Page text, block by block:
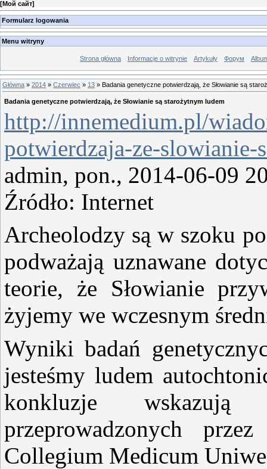
[Мой сайт]
Formularz logowania
Menu witryny
Strona główna Informacje o witrynie Artykuły Форум
Główna » 2014 » Czerwiec » 13 » Badania genetyczne potwierdzają, że Słowianie są
Badania genetyczne potwierdzają, że Słowianie są starożytnym ludem
http://innemedium.pl/
potwierdzaja-ze-slowianie-
admin, pon., 2014-06-09
Źródło: Internet
Archeolodzy są w szoku
podważają uznawane
teorie, że Słowianie
żyjemy we wczesnym
Wyniki badań
jesteśmy ludem
konkluzje
przeprowadzonych
Collegium Medicum